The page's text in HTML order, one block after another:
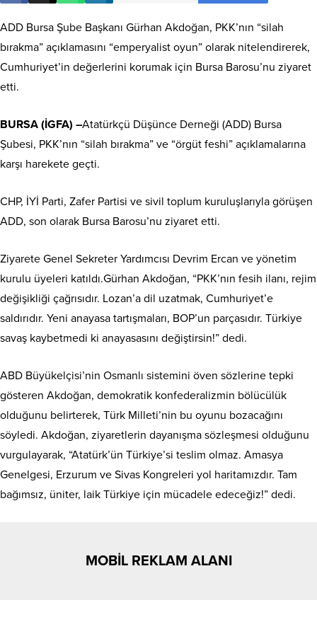
ADD Bursa Şube Başkanı Gürhan Akdoğan, PKK’nın “silah
bırakma” açıklamasını “emperyalist oyun” olarak nitelendirerek,
Cumhuriyet’in değerlerini korumak için Bursa Barosu’nu ziyaret
etti.
BURSA (İGFA) –Atatürkçü Düşünce Derneği (ADD) Bursa
Şubesi, PKK’nın “silah bırakma” ve “örgüt feshi” açıklamalarına
karşı harekete geçti.
CHP, İYİ Parti, Zafer Partisi ve sivil toplum kuruluşlarıyla görüşen
ADD, son olarak Bursa Barosu’nu ziyaret etti.
Ziyarete Genel Sekreter Yardımcısı Devrim Ercan ve yönetim
kurulu üyeleri katıldı.Gürhan Akdoğan, “PKK’nın fesih ilanı, rejim
değişikliği çağrısıdır. Lozan’a dil uzatmak, Cumhuriyet’e
saldırıdır. Yeni anayasa tartışmaları, BOP’un parçasıdır. Türkiye
savaş kaybetmedi ki anayasasını değiştirsin!” dedi.
ABD Büyükelçisi’nin Osmanlı sistemini öven sözlerine tepki
gösteren Akdoğan, demokratik konfederalizmin bölücülük
olduğunu belirterek, Türk Milleti’nin bu oyunu bozacağını
söyledi. Akdoğan, ziyaretlerin dayanışma sözleşmesi olduğunu
vurgulayarak, “Atatürk’ün Türkiye’si teslim olmaz. Amasya
Genelgesi, Erzurum ve Sivas Kongreleri yol haritamızdır. Tam
bağımsız, üniter, laik Türkiye için mücadele edeceğiz!” dedi.
MOBİL REKLAM ALANI